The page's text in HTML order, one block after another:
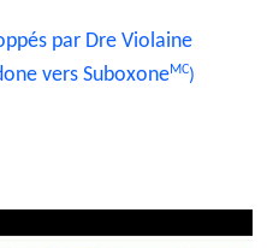
par Dre Violaine
vers SuboxoneMC)